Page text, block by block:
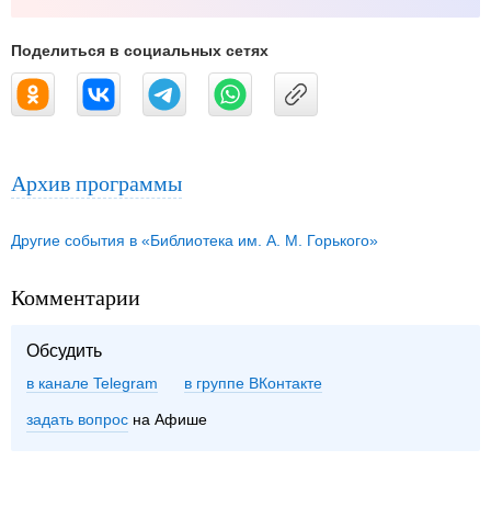
Поделиться в социальных сетях
Архив программы
Другие события в «Библиотека им. А. М. Горького»
Комментарии
Обсудить
в канале Telegram группе ВКонтакте
задать вопрос на Афише